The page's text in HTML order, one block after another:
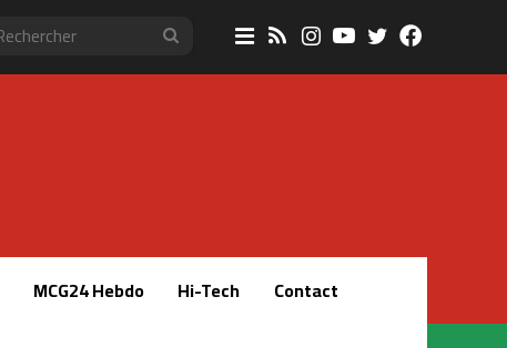
RechercherSidebar
(barre
RSSInstagram
YouTube
Twitter
MCG24 Hebdo Hi-Tech
Contact